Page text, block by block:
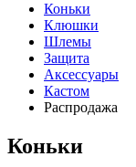
Коньки
Клюшки
Шлемы
Защита
Аксессуары
Кастом
Распродажа
Коньки